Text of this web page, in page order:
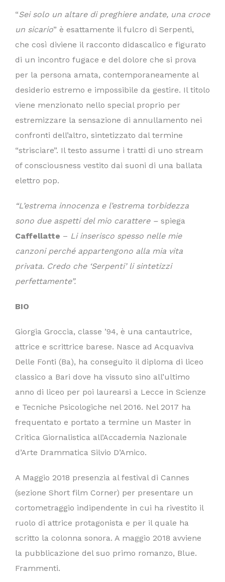
“Sei solo un altare di preghiere andate, una croce
un sicario” è esattamente il fulcro di Serpenti,
che così diviene il racconto didascalico e figurato
di un incontro fugace e del dolore che si prova
per la persona amata, contemporaneamente al
desiderio estremo e impossibile da gestire. Il titolo
viene menzionato nello special proprio per
estremizzare la sensazione di annullamento nei
confronti dell’altro, sintetizzato dal termine
“strisciare”. Il testo assume i tratti di uno stream
of consciousness vestito dai suoni di una ballata
elettro pop.
“L’estrema innocenza e l’estrema torbidezza
sono due aspetti del mio carattere – spiega
Caffellatte – Li inserisco spesso nelle mie
canzoni perché appartengono alla mia vita
privata. Credo che ‘Serpenti’ li sintetizzi
perfettamente”.
BIO
Giorgia Groccia, classe ’94, è una cantautrice,
attrice e scrittrice barese. Nasce ad Acquaviva
Delle Fonti (Ba), ha conseguito il diploma di liceo
classico a Bari dove ha vissuto sino all’ultimo
anno di liceo per poi laurearsi a Lecce in Scienze
e Tecniche Psicologiche nel 2016. Nel 2017 ha
frequentato e portato a termine un Master in
Critica Giornalistica all’Accademia Nazionale
d’Arte Drammatica Silvio D’Amico.
A Maggio 2018 presenzia al festival di Cannes
(sezione Short film Corner) per presentare un
cortometraggio indipendente in cui ha rivestito il
ruolo di attrice protagonista e per il quale ha
scritto la colonna sonora. A maggio 2018 avviene
la pubblicazione del suo primo romanzo, Blue.
Frammenti.